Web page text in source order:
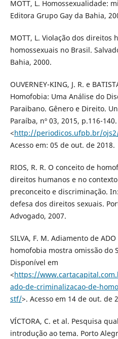
MOTT, L. Homossexualidade:
Editora Grupo Gay da Bahia,
MOTT, L. Violação dos direitos
homossexuais no Brasil.
Bahia, 2000.
OUVERNEY-KING, J. R. e
Homofobia: Uma Análise do
Paraibano. Gênero e Direito.
Paraíba, nº 03, 2015, p.116-
<http://periodicos.ufpb.br/
Acesso em: 05 de out. de 2018.
RIOS, R. R. O conceito de
direitos humanos e no
preconceito e discriminação.
defesa dos direitos sexuais.
Advogado, 2007.
SILVA, F. M. Adiamento de
homofobia mostra omissão do
Disponível em
<https://
ado-de-criminalizacao-de-
stf/>. Acesso em 14 de out. de
VÍCTORA, C. et al. Pesquisa
introdução ao tema. Porto